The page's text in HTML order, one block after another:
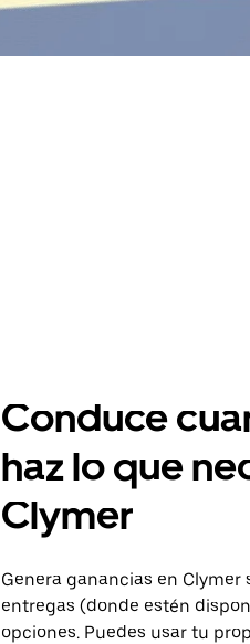
Conduce
haz lo que
Clymer
Genera ganancias en
entregas (donde estén
opciones. Puedes usar tu